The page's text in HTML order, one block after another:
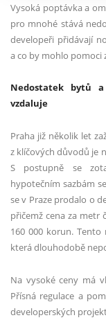
Vysoká poptávka a
pro mnohé stává
developeři přidávají
a co by mohlo pomoci
Nedostatek bytů
vzdaluje
Praha již několik let
z klíčových důvodů je
S postupně se
hypotečním sazbám
se v Praze prodalo o
přičemž cena za metr
160 000 korun.
která dlouhodobě
Na vysoké ceny má
Přísná regulace a
developerských